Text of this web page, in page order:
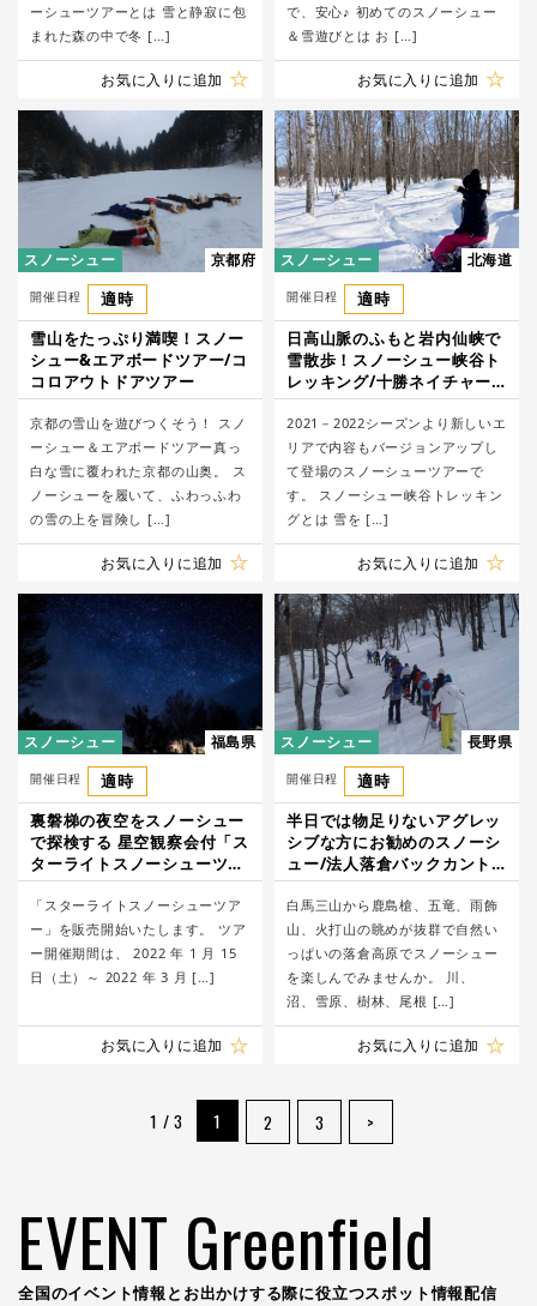
ーシューツアーとは 雪と静寂に包
まれた森の中で冬 […]
お気に入りに追加
で、安心♪ 初めてのスノーシュー
＆雪遊びとは お […]
お気に入りに追加
スノーシュー 京都府
開催日程
適時
雪山をたっぷり満喫！スノー
シュー&エアボードツアー/コ
コロアウトドアツアー
京都の雪山を遊びつくそう！ スノ
ーシュー＆エアボードツアー真っ
白な雪に覆われた京都の山奥。 ス
ノーシューを履いて、ふわっふわ
の雪の上を冒険し […]
お気に入りに追加
スノーシュー 北海道
開催日程
適時
日高山脈のふもと岩内仙峡で
雪散歩！スノーシュー峡谷ト
レッキング/十勝ネイチャー
センター
2021－2022シーズンより新しいエ
リアで内容もバージョンアップし
て登場のスノーシューツアーで
す。 スノーシュー峡谷トレッキン
グとは 雪を […]
お気に入りに追加
スノーシュー 福島県
開催日程
適時
裏磐梯の夜空をスノーシュー
で探検する 星空観察会付「ス
ターライトスノーシューツア
ー」／裏磐梯グランデコ東急
ホテル
「スターライトスノーシューツア
ー」を販売開始いたします。 ツア
ー開催期間は、 2022 年 1 月 15
日（土）～ 2022 年 3 月 […]
お気に入りに追加
スノーシュー 長野県
開催日程
適時
半日では物足りないアグレッ
シブな方にお勧めのスノーシ
ュー/法人落倉バックカント
リーフィールド
白馬三山から鹿島槍、五竜、雨飾
山、火打山の眺めが抜群で自然い
っぱいの落倉高原でスノーシュー
を楽しんでみませんか。 川、
沼、雪原、樹林、尾根 […]
お気に入りに追加
1 / 3 1 2 3 >
EVENT Greenfield
全国のイベント情報とお出かけする際に役立つスポット情報配信